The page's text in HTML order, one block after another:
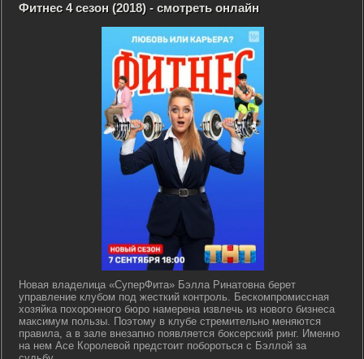
Фитнес 4 сезон (2018) - смотреть онлайн
Новая владелица «СуперФита» Бэлла Ринатовна берет
управление клубом под жесткий контроль. Бескомпромиссная
хозяйка похоронного бюро намерена извлечь из нового бизнеса
максимум пользы. Поэтому в клубе стремительно меняются
правила, а в зале внезапно появляется боксерский ринг. Именно
на нем Асе Королевой предстоит побороться с Бэллой за